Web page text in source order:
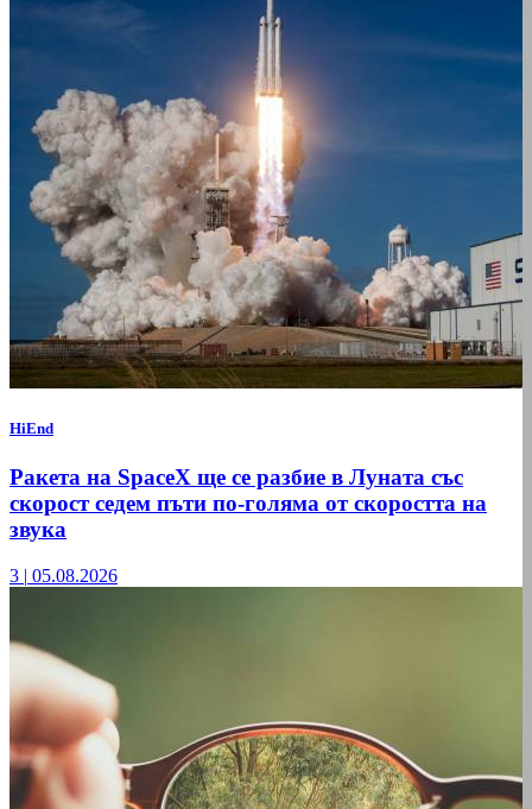
HiEnd
Ракета на SpaceX ще се разбие в Луната със
скорост седем пъти по-голяма от скоростта на
звука
3 | 05.08.2026